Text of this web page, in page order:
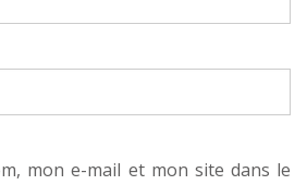
mon e-mail et mon site dans le